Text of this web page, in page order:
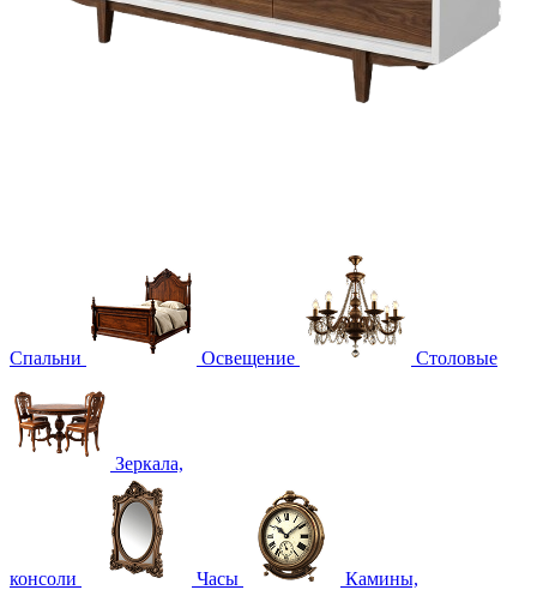
Спальни Освещение Столовые
Зеркала,
консоли Часы Камины,